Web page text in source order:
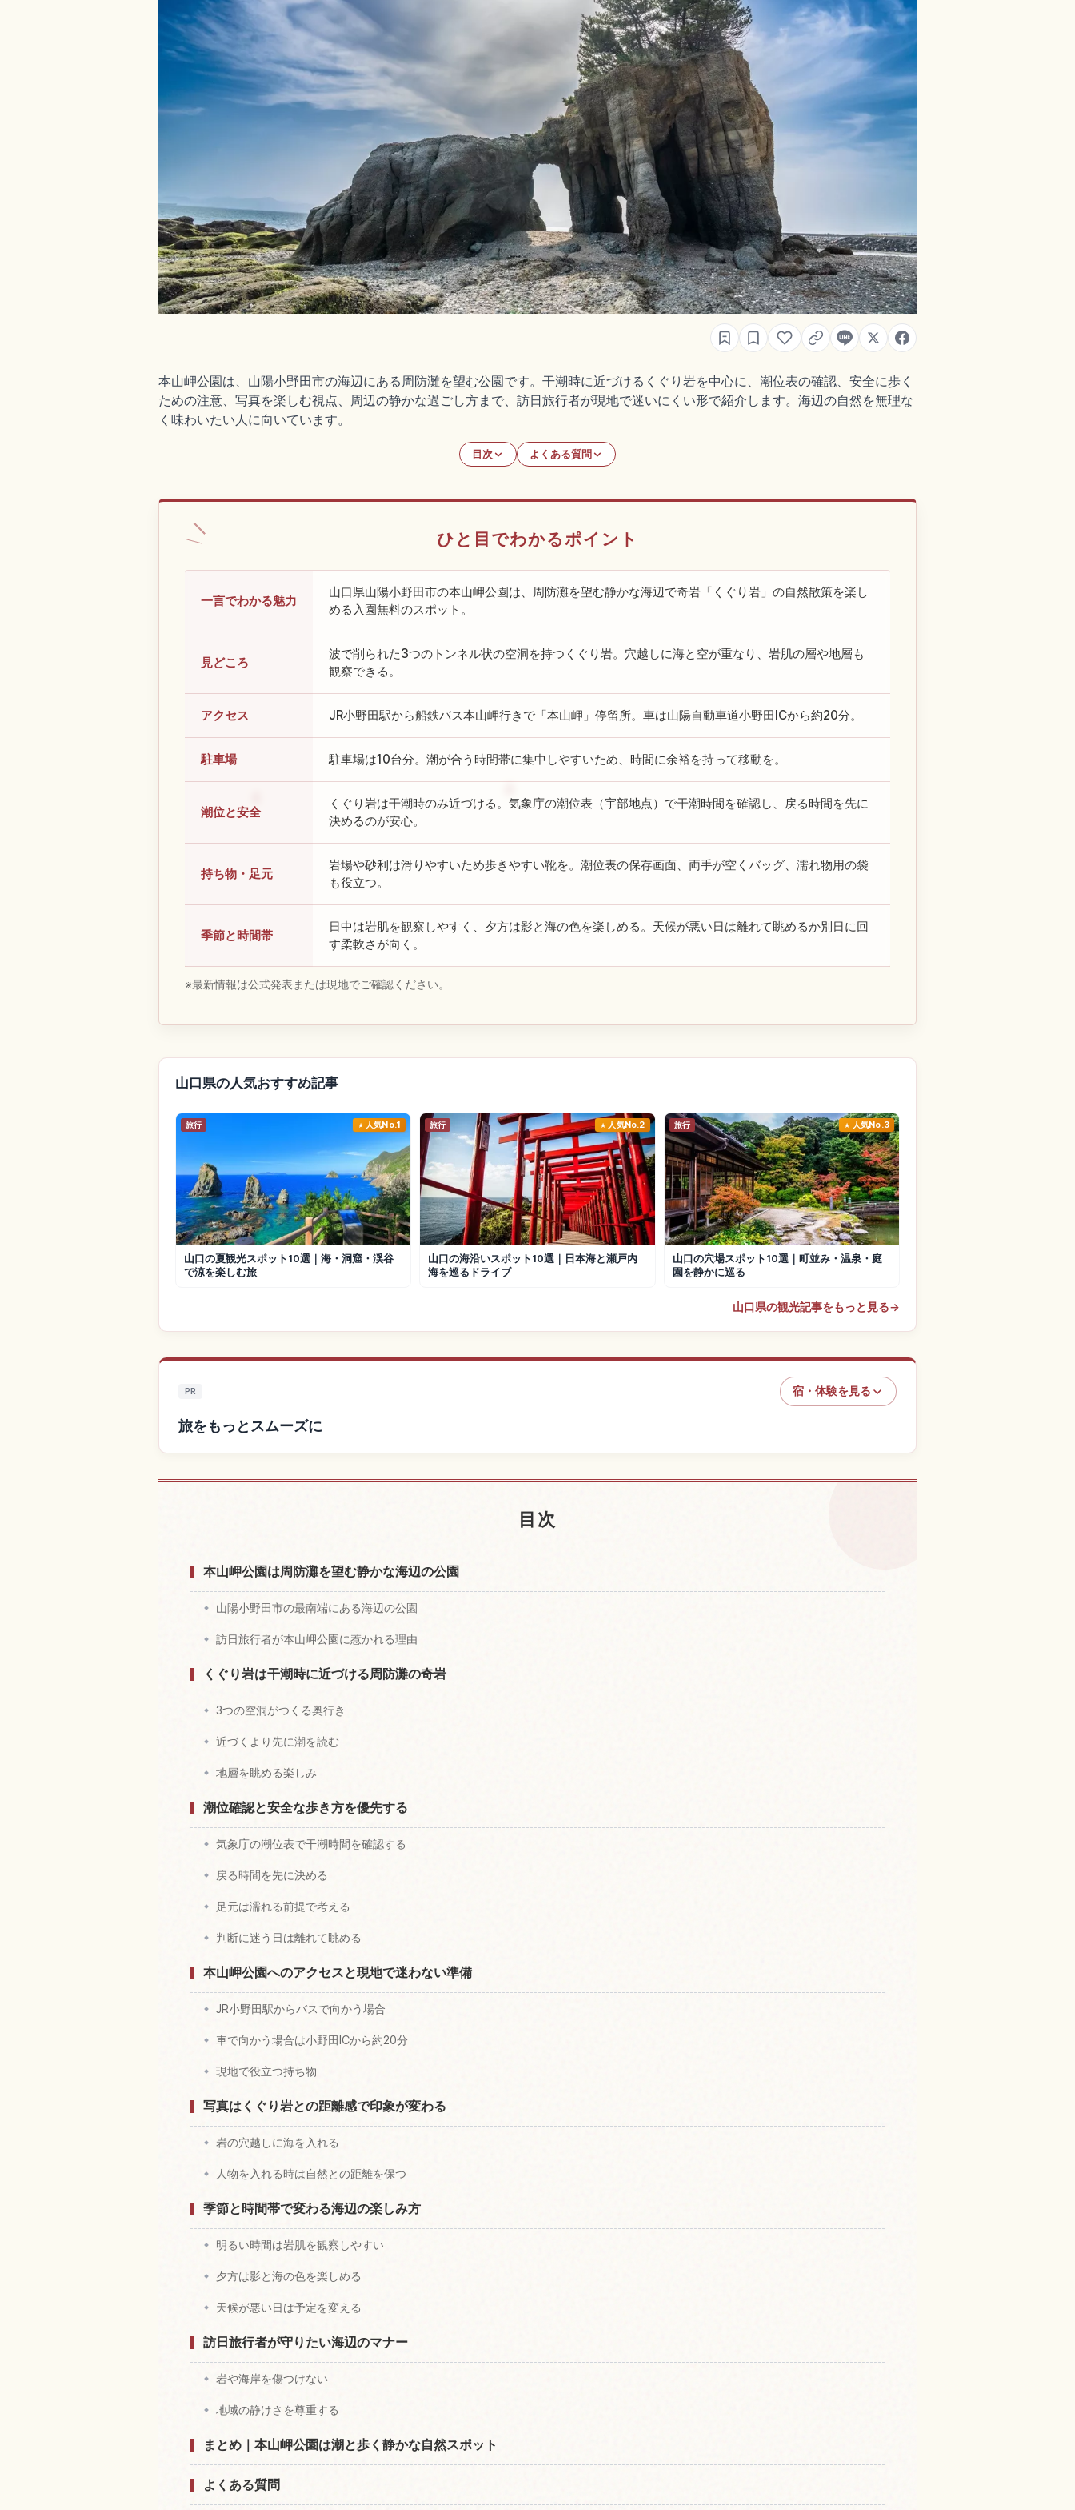
本山岬公園は、山陽小野田市の海辺にある周防灘を望む公園です。干潮時に近づけるくぐり岩を中心に、潮位表の確認、安全に歩く
ための注意、写真を楽しむ視点、周辺の静かな過ごし方まで、訪日旅行者が現地で迷いにくい形で紹介します。海辺の自然を無理な
く味わいたい人に向いています。
目次 よくある質問
ひと目でわかるポイント
一言でわかる魅力
山口県山陽小野田市の本山岬公園は、周防灘を望む静かな海辺で奇岩「くぐり岩」の自然散策を楽し
める入園無料のスポット。
見どころ
波で削られた3つのトンネル状の空洞を持つくぐり岩。穴越しに海と空が重なり、岩肌の層や地層も
観察できる。
アクセス JR小野田駅から船鉄バス本山岬行きで「本山岬」停留所。車は山陽自動車道小野田ICから約20分。
駐車場 駐車場は10台分。潮が合う時間帯に集中しやすいため、時間に余裕を持って移動を。
潮位と安全
くぐり岩は干潮時のみ近づける。気象庁の潮位表（宇部地点）で干潮時間を確認し、戻る時間を先に
決めるのが安心。
持ち物・足元
岩場や砂利は滑りやすいため歩きやすい靴を。潮位表の保存画面、両手が空くバッグ、濡れ物用の袋
も役立つ。
季節と時間帯
日中は岩肌を観察しやすく、夕方は影と海の色を楽しめる。天候が悪い日は離れて眺めるか別日に回
す柔軟さが向く。
※最新情報は公式発表または現地でご確認ください。
山口県の人気おすすめ記事
旅行 人気No.1
山口の夏観光スポット10選｜海・洞窟・渓谷
で涼を楽しむ旅
旅行 人気No.2
山口の海沿いスポット10選｜日本海と瀬戸内
海を巡るドライブ
旅行 人気No.3
山口の穴場スポット10選｜町並み・温泉・庭
園を静かに巡る
山口県の観光記事をもっと見る→
PR 宿・体験を見る
旅をもっとスムーズに
目次
本山岬公園は周防灘を望む静かな海辺の公園
山陽小野田市の最南端にある海辺の公園
訪日旅行者が本山岬公園に惹かれる理由
くぐり岩は干潮時に近づける周防灘の奇岩
3つの空洞がつくる奥行き
近づくより先に潮を読む
地層を眺める楽しみ
潮位確認と安全な歩き方を優先する
気象庁の潮位表で干潮時間を確認する
戻る時間を先に決める
足元は濡れる前提で考える
判断に迷う日は離れて眺める
本山岬公園へのアクセスと現地で迷わない準備
JR小野田駅からバスで向かう場合
車で向かう場合は小野田ICから約20分
現地で役立つ持ち物
写真はくぐり岩との距離感で印象が変わる
岩の穴越しに海を入れる
人物を入れる時は自然との距離を保つ
季節と時間帯で変わる海辺の楽しみ方
明るい時間は岩肌を観察しやすい
夕方は影と海の色を楽しめる
天候が悪い日は予定を変える
訪日旅行者が守りたい海辺のマナー
岩や海岸を傷つけない
地域の静けさを尊重する
まとめ｜本山岬公園は潮と歩く静かな自然スポット
よくある質問